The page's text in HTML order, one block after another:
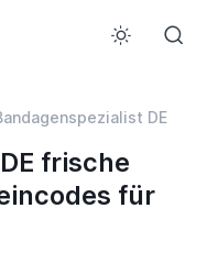
DE
frische
für